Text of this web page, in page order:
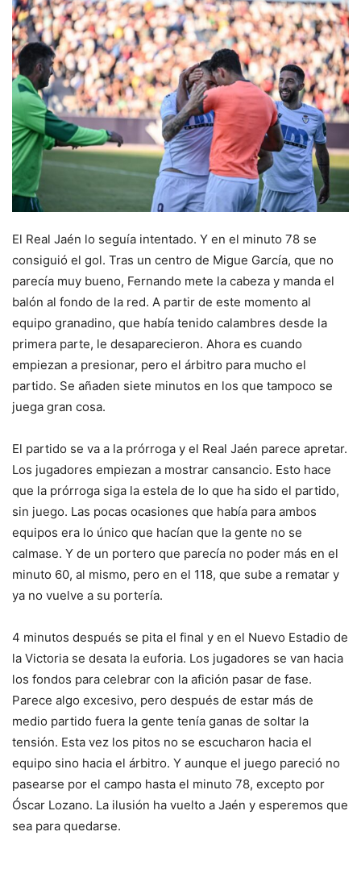
El Real Jaén lo seguía intentado. Y en el minuto 78 se
consiguió el gol. Tras un centro de Migue García, que no
parecía muy bueno, Fernando mete la cabeza y manda el
balón al fondo de la red. A partir de este momento al
equipo granadino, que había tenido calambres desde la
primera parte, le desaparecieron. Ahora es cuando
empiezan a presionar, pero el árbitro para mucho el
partido. Se añaden siete minutos en los que tampoco se
juega gran cosa.
El partido se va a la prórroga y el Real Jaén parece apretar.
Los jugadores empiezan a mostrar cansancio. Esto hace
que la prórroga siga la estela de lo que ha sido el partido,
sin juego. Las pocas ocasiones que había para ambos
equipos era lo único que hacían que la gente no se
calmase. Y de un portero que parecía no poder más en el
minuto 60, al mismo, pero en el 118, que sube a rematar y
ya no vuelve a su portería.
4 minutos después se pita el final y en el Nuevo Estadio de
la Victoria se desata la euforia. Los jugadores se van hacia
los fondos para celebrar con la afición pasar de fase.
Parece algo excesivo, pero después de estar más de
medio partido fuera la gente tenía ganas de soltar la
tensión. Esta vez los pitos no se escucharon hacia el
equipo sino hacia el árbitro. Y aunque el juego pareció no
pasearse por el campo hasta el minuto 78, excepto por
Óscar Lozano. La ilusión ha vuelto a Jaén y esperemos que
sea para quedarse.